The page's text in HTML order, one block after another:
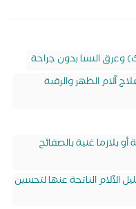
وعرق النسا بدون جراحة
آلام الظهر والرقبة
بلازما غنية بالصفائح
الآلام الناتجة عنها لتحسين